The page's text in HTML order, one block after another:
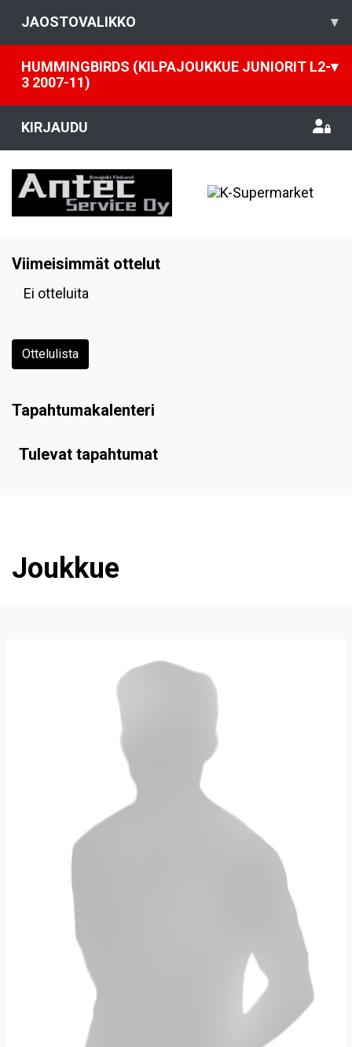
JAOSTOVALIKKO ▾
HUMMINGBIRDS (KILPAJOUKKUE JUNIORIT L2-
3 2007-11)
▾
KIRJAUDU
Viimeisimmät ottelut
Ei otteluita
Ottelulista
Tapahtumakalenteri
Tulevat tapahtumat
Joukkue